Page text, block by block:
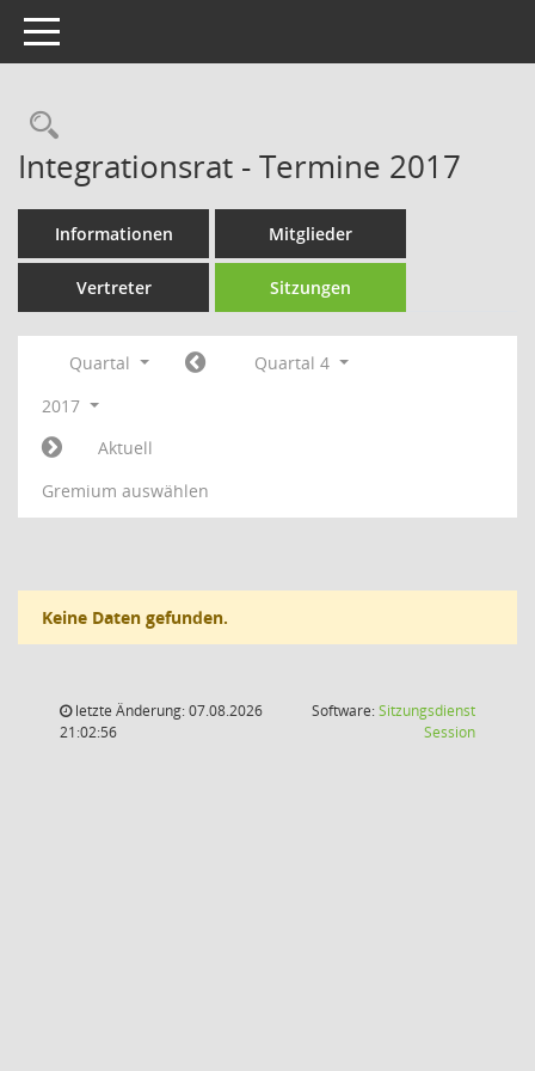
Toggle navigation
Rechercheauswahl
Integrationsrat - Termine 2017
Informationen Mitglieder
Vertreter Sitzungen
Quartal
Quartal 4
2017
Aktuell
Gremium auswählen
Keine Daten gefunden.
letzte Änderung: 07.08.2026
21:02:56
Software:Sitzungsdienst
Session(Wird in